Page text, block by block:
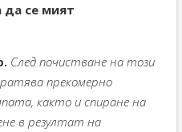
да се мият
След почистване на този
прекомерно
както и спиране на
в резултат на